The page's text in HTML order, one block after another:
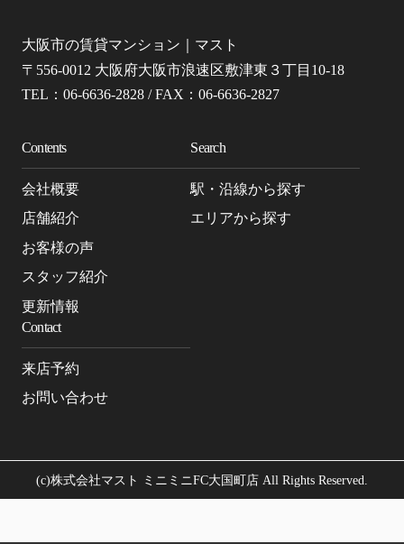
大阪市の賃貸マンション｜マスト
〒556-0012 大阪府大阪市浪速区敷津東３丁目10-18
TEL：06-6636-2828 / FAX：06-6636-2827
Contents
会社概要
店舗紹介
お客様の声
スタッフ紹介
更新情報
Search
駅・沿線から探す
エリアから探す
Contact
来店予約
お問い合わせ
(c)株式会社マスト ミニミニFC大国町店 All Rights Reserved.